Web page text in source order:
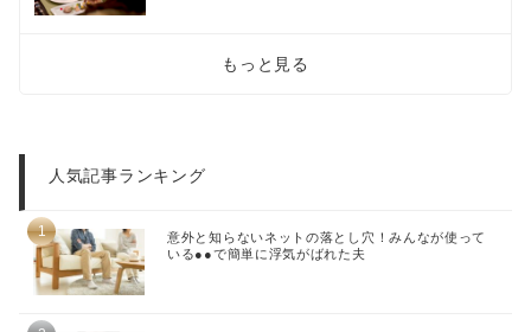
もっと見る
人気記事ランキング
意外と知らないネットの落とし穴！みんなが使って
いる●●で簡単に浮気がばれた夫